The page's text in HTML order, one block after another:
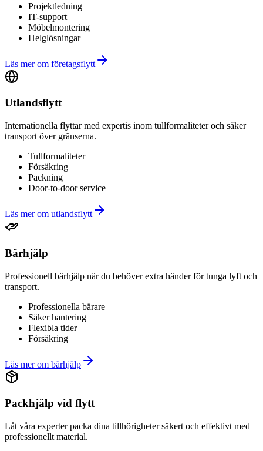
Projektledning
IT-support
Möbelmontering
Helglösningar
Läs mer om företagsflytt
Utlandsflytt
Internationella flyttar med expertis inom tullformaliteter och säker
transport över gränserna.
Tullformaliteter
Försäkring
Packning
Door-to-door service
Läs mer om utlandsflytt
Bärhjälp
Professionell bärhjälp när du behöver extra händer för tunga lyft och
transport.
Professionella bärare
Säker hantering
Flexibla tider
Försäkring
Läs mer om bärhjälp
Packhjälp vid flytt
Låt våra experter packa dina tillhörigheter säkert och effektivt med
professionellt material.